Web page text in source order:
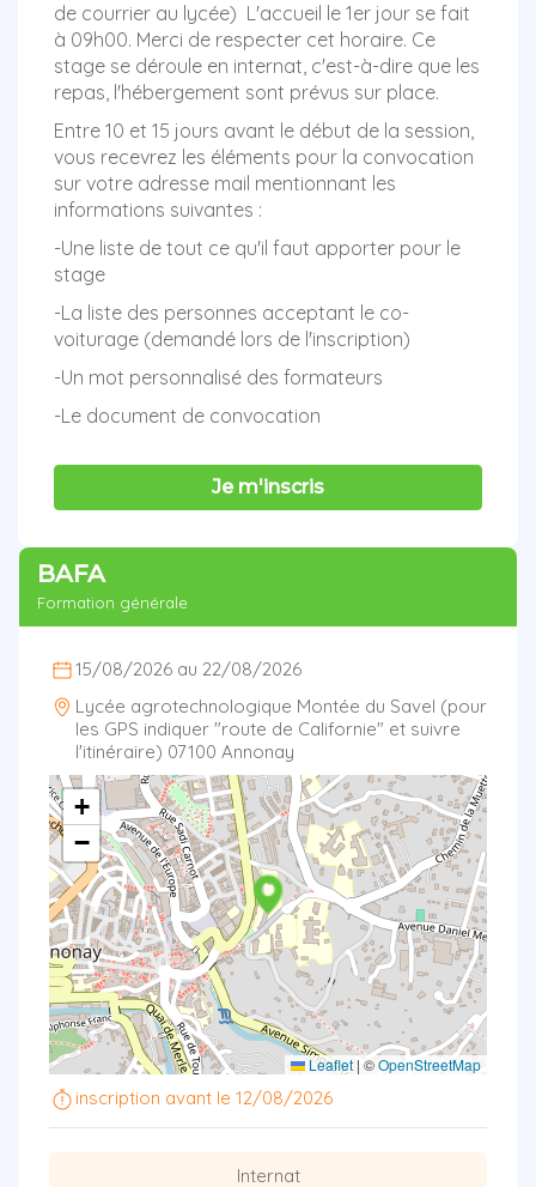
de courrier au lycée) L'accueil le 1er jour se fait
à 09h00. Merci de respecter cet horaire. Ce
stage se déroule en internat, c'est-à-dire que les
repas, l'hébergement sont prévus sur place.
Entre 10 et 15 jours avant le début de la session,
vous recevrez les éléments pour la convocation
sur votre adresse mail mentionnant les
informations suivantes :
-Une liste de tout ce qu'il faut apporter pour le
stage
-La liste des personnes acceptant le co-
voiturage (demandé lors de l'inscription)
-Un mot personnalisé des formateurs
-Le document de convocation
Je m'inscris
BAFA
Formation générale
15/08/2026 au 22/08/2026
Lycée agrotechnologique Montée du Savel (pour
les GPS indiquer "route de Californie" et suivre
l'itinéraire) 07100 Annonay
+
−
Leaflet | ©OpenStreetMap
inscription avant le 12/08/2026
Internat